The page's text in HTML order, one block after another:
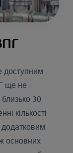
доступним
ще не
30
кількості
додатковим
основних